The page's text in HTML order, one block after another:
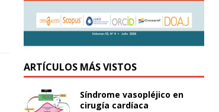
ARTÍCULOS MÁS VISTOS
Síndrome vasopléjico en
cirugía cardíaca